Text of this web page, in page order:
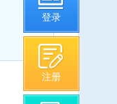
登录
注册